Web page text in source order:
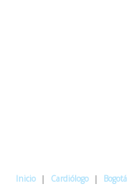
Inicio | Cardiólogo | Bogotá